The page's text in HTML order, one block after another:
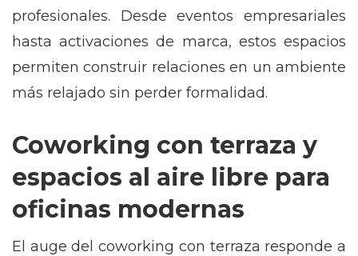
profesionales. Desde eventos empresariales
hasta activaciones de marca, estos espacios
permiten construir relaciones en un ambiente
más relajado sin perder formalidad.
Coworking con terraza y
espacios al aire libre para
oficinas modernas
El auge del coworking con terraza responde a